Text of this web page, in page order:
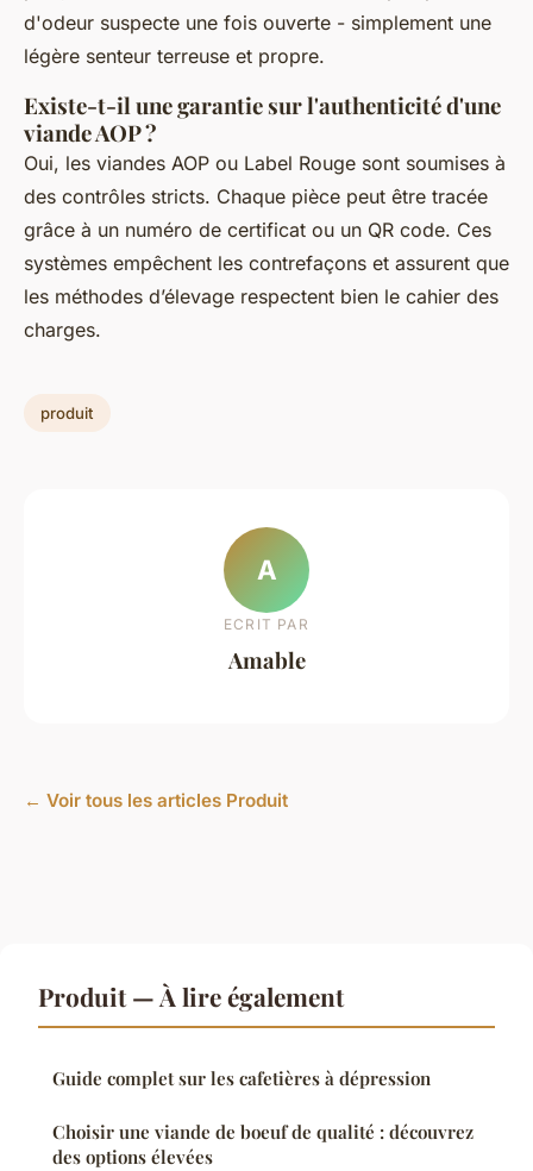
d'odeur suspecte une fois ouverte - simplement une
légère senteur terreuse et propre.
Existe-t-il une garantie sur l'authenticité d'une
viande AOP ?
Oui, les viandes AOP ou Label Rouge sont soumises à
des contrôles stricts. Chaque pièce peut être tracée
grâce à un numéro de certificat ou un QR code. Ces
systèmes empêchent les contrefaçons et assurent que
les méthodes d’élevage respectent bien le cahier des
charges.
produit
A
ECRIT PAR
Amable
← Voir tous les articles Produit
Produit — À lire également
Guide complet sur les cafetières à dépression
Choisir une viande de boeuf de qualité : découvrez
des options élevées